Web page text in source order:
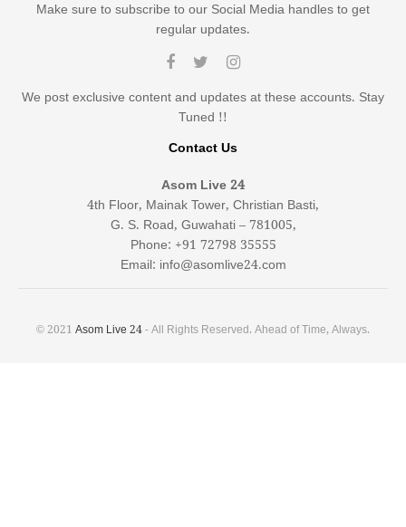
Make sure to subscribe to our Social Media handles to get
regular updates.
We post exclusive content and updates at these accounts. Stay
Tuned !!
Contact Us
Asom Live 24
4th Floor, Mainak Tower, Christian Basti,
G. S. Road, Guwahati – 781005,
Phone: +91 72798 35555
Email: info@asomlive24.com
© 2021 Asom Live 24- All Rights Reserved. Ahead of Time, Always.